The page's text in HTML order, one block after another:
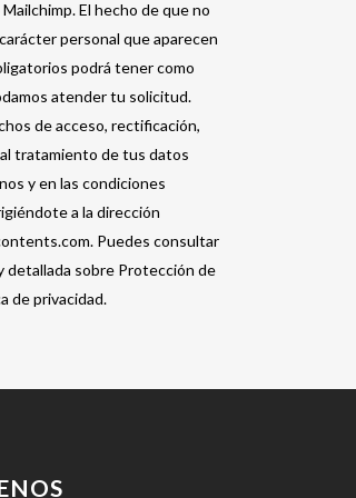
El hecho de que no
personal que aparecen
podrá tener como
atender tu solicitud.
de acceso, rectificación,
tratamiento de tus datos
y en las condiciones
a la dirección
Puedes consultar
detallada sobre Protección de
de privacidad.